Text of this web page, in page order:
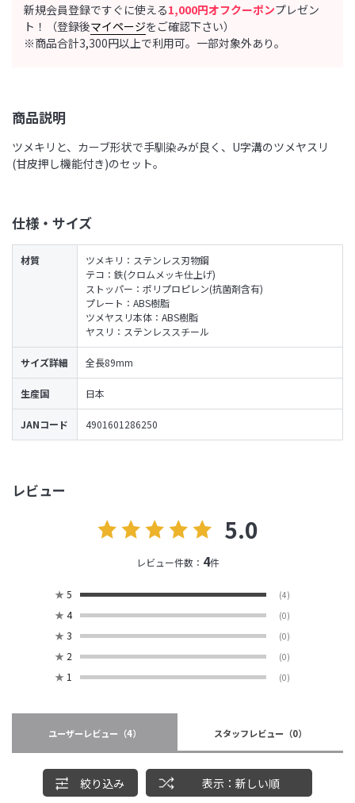
レビュー
5.0
レビュー件数： 4件
★ 5 (4)
★ 4 (0)
★ 3 (0)
★ 2 (0)
★ 1 (0)
ユーザーレビュー （4） スタッフレビュー （0）
絞り込み 表示：新しい順
新規会員登録ですぐに使える1,000円オフクーポンプレゼン
ト！（登録後マイページをご確認下さい）
※商品合計3,300円以上で利用可。一部対象外あり。
商品説明
ツメキリと、カーブ形状で手馴染みが良く、U字溝のツメヤスリ
(甘皮押し機能付き)のセット。
仕様・サイズ
材質
ツメキリ：ステンレス刃物鋼
テコ：鉄(クロムメッキ仕上げ)
ストッパー：ポリプロピレン(抗菌剤含有)
プレート：ABS樹脂
ツメヤスリ本体：ABS樹脂
ヤスリ：ステンレススチール
サイズ詳細 全長89mm
生産国 日本
JANコード 4901601286250